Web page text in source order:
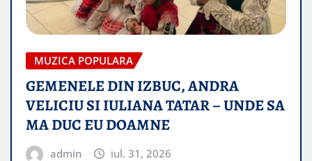
MUZICA POPULARA
GEMENELE DIN IZBUC, ANDRA
VELICIU SI IULIANA TATAR – UNDE SA
MA DUC EU DOAMNE
admin iul. 31, 2026